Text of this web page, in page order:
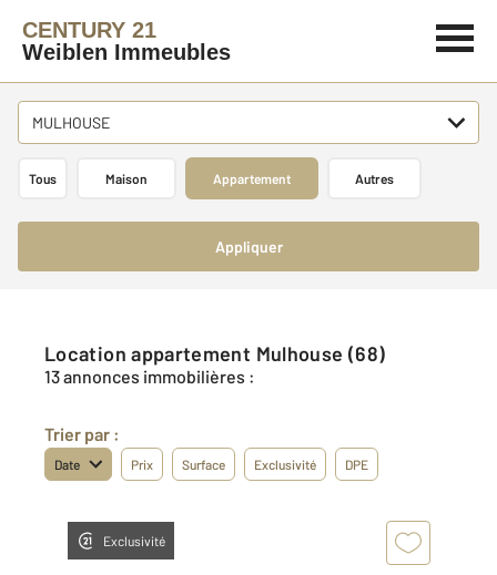
CENTURY 21
Weiblen Immeubles
MULHOUSE
Tous Maison Appartement Autres
Appliquer
Location appartement Mulhouse (68)
13 annonces immobilières :
Trier par :
Date Prix Surface Exclusivité DPE
Exclusivité